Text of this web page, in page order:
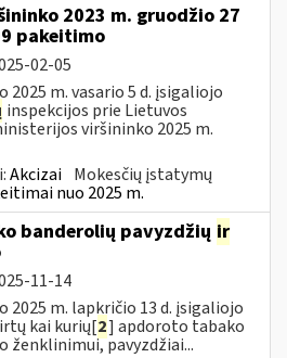
2023 m. gruodžio 27
pakeitimo
02-05
m. vasario 5 d. įsigaliojo
inspekcijos prie Lietuvos
viršininko 2025 m.
Akcizai Mokesčių įstatymų
nuo 2025 m.
banderolių pavyzdžių ir
11-14
2025 m. lapkričio 13 d. įsigaliojo
kai kurių[2] apdoroto tabako
ženklinimui, pavyzdžiai...